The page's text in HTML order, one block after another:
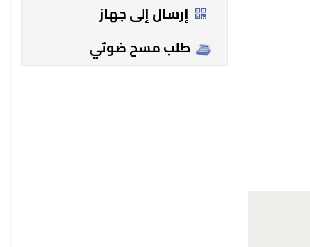
إرسال إلى جهاز
طلب مسح ضوئي